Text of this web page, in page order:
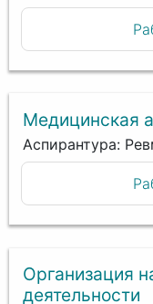
Медицинская
Аспирантура:
Организация
деятельности